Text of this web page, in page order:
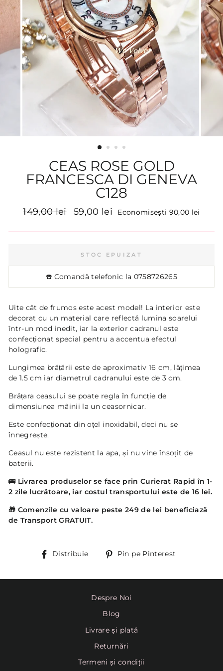
CEAS ROSE GOLD
FRANCESCA DI GENEVA
C128
Preț
149,00 lei
Preț
59,00 lei Economisești 90,00 lei
STOC EPUIZAT
☎️ Comandă telefonic la 0758726265
Uite cât de frumos este acest model! La interior este
decorat cu un material care reflectă lumina soarelui
într-un mod inedit, iar la exterior cadranul este
confecționat special pentru a accentua efectul
holografic.
Lungimea brățării este de aproximativ 16 cm, lățimea
de 1.5 cm iar diametrul cadranului este de 3 cm.
Brățara ceasului se poate regla în funcție de
dimensiunea mâinii la un ceasornicar.
Este confecționat din oțel inoxidabil, deci nu se
înnegrește.
Ceasul nu este rezistent la apa, și nu vine însoțit de
baterii.
🚌 Livrarea produselor se face prin Curierat Rapid în 1-
2 zile lucrătoare, iar costul transportului este de 16 lei.
🎁 Comenzile cu valoare peste 249 de lei beneficiază
de Transport GRATUIT.
Distribuie DistribuiePin pe Pinterest
Despre Noi
Blog
Livrare și plată
Returnări
Termeni și condiții